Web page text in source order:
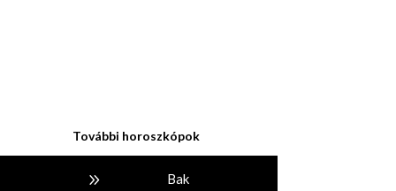
További horoszkópok
9 Bak